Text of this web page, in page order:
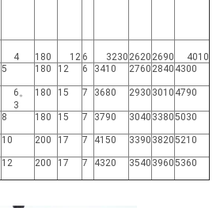
4 180 12 6 3230 2620 2690
4010
5 180 12 6 3410 2760 2840 4300
6。
3
180 15 7 3680 2930 3010 4790
8 180 15 7 3790 3040 33805030
10 200 17 7 4150 3390 38205210
12 200 17 7 4320 3540 39605360